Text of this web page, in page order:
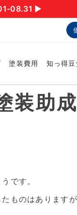
08.31 ▶︎
塗装費用 知っ得
装助
です。
ものはあります